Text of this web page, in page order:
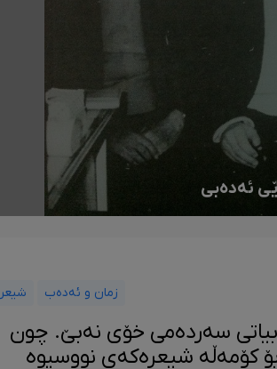
ئەدەبی
زمان و ئەدەب شیعر
سەردەمی خۆی نەبێ. چون
کۆمەڵە شیعرەکەی نووسیوە